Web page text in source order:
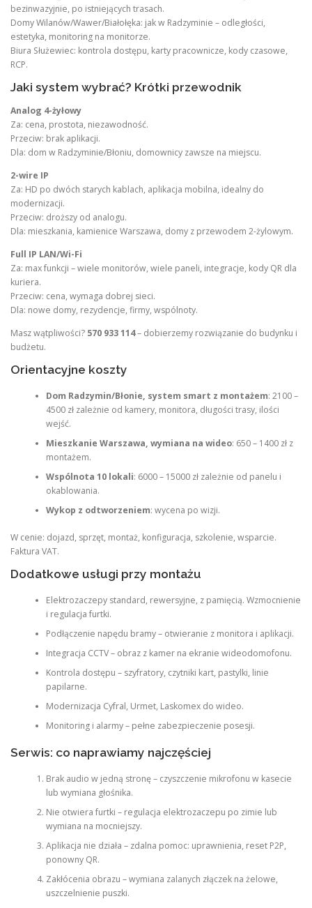
bezinwazyjnie, po istniejących trasach.
Domy Wilanów/Wawer/Białołęka: jak w Radzyminie – odległości,
estetyka, monitoring na monitorze.
Biura Służewiec: kontrola dostępu, karty pracownicze, kody czasowe,
RCP.
Jaki system wybrać? Krótki przewodnik
Analog 4-żyłowy
Za: cena, prostota, niezawodność.
Przeciw: brak aplikacji.
Dla: dom w Radzyminie/Błoniu, domownicy zawsze na miejscu.
2-wire IP
Za: HD po dwóch starych kablach, aplikacja mobilna, idealny do
modernizacji.
Przeciw: droższy od analogu.
Dla: mieszkania, kamienice Warszawa, domy z przewodem 2-żylowym.
Full IP LAN/Wi-Fi
Za: max funkcji – wiele monitorów, wiele paneli, integracje, kody QR dla
kuriera.
Przeciw: cena, wymaga dobrej sieci.
Dla: nowe domy, rezydencje, firmy, wspólnoty.
Masz wątpliwości? 570 933 114– dobierzemy rozwiązanie do budynku i
budżetu.
Orientacyjne koszty
Dom Radzymin/Błonie, system smart z montażem: 2100 –
4500 zł zależnie od kamery, monitora, długości trasy, ilości
wejść.
Mieszkanie Warszawa, wymiana na wideo: 650 – 1400 zł z
montażem.
Wspólnota 10 lokali: 6000 – 15000 zł zależnie od panelu i
okablowania.
Wykop z odtworzeniem: wycena po wizji.
W cenie: dojazd, sprzęt, montaż, konfiguracja, szkolenie, wsparcie.
Faktura VAT.
Dodatkowe usługi przy montażu
Elektrozaczepy standard, rewersyjne, z pamięcią. Wzmocnienie
i regulacja furtki.
Podłączenie napędu bramy – otwieranie z monitora i aplikacji.
Integracja CCTV – obraz z kamer na ekranie wideodomofonu.
Kontrola dostępu – szyfratory, czytniki kart, pastylki, linie
papilarne.
Modernizacja Cyfral, Urmet, Laskomex do wideo.
Monitoring i alarmy – pełne zabezpieczenie posesji.
Serwis: co naprawiamy najczęściej
Brak audio w jedną stronę – czyszczenie mikrofonu w kasecie
lub wymiana głośnika.
Nie otwiera furtki – regulacja elektrozaczepu po zimie lub
wymiana na mocniejszy.
Aplikacja nie działa – zdalna pomoc: uprawnienia, reset P2P,
ponowny QR.
Zakłócenia obrazu – wymiana zalanych złączek na żelowe,
uszczelnienie puszki.